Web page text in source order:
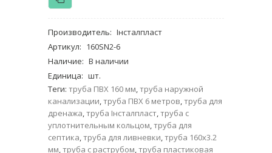
Производитель: Інсталпласт
Артикул: 160SN2-6
Наличие: В наличии
Единица: шт.
Теги: труба ПВХ 160 мм,труба наружной
канализации,труба ПВХ 6 метров,труба для
дренажа,труба Інсталпласт,труба с
уплотнительным кольцом,труба для
септика,труба для ливневки,труба 160х3.2
мм,труба с раструбом,труба пластиковая